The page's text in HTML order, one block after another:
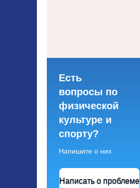
Есть
вопросы по
физической
культуре и
спорту?
Напишите о них
Написать о проблеме